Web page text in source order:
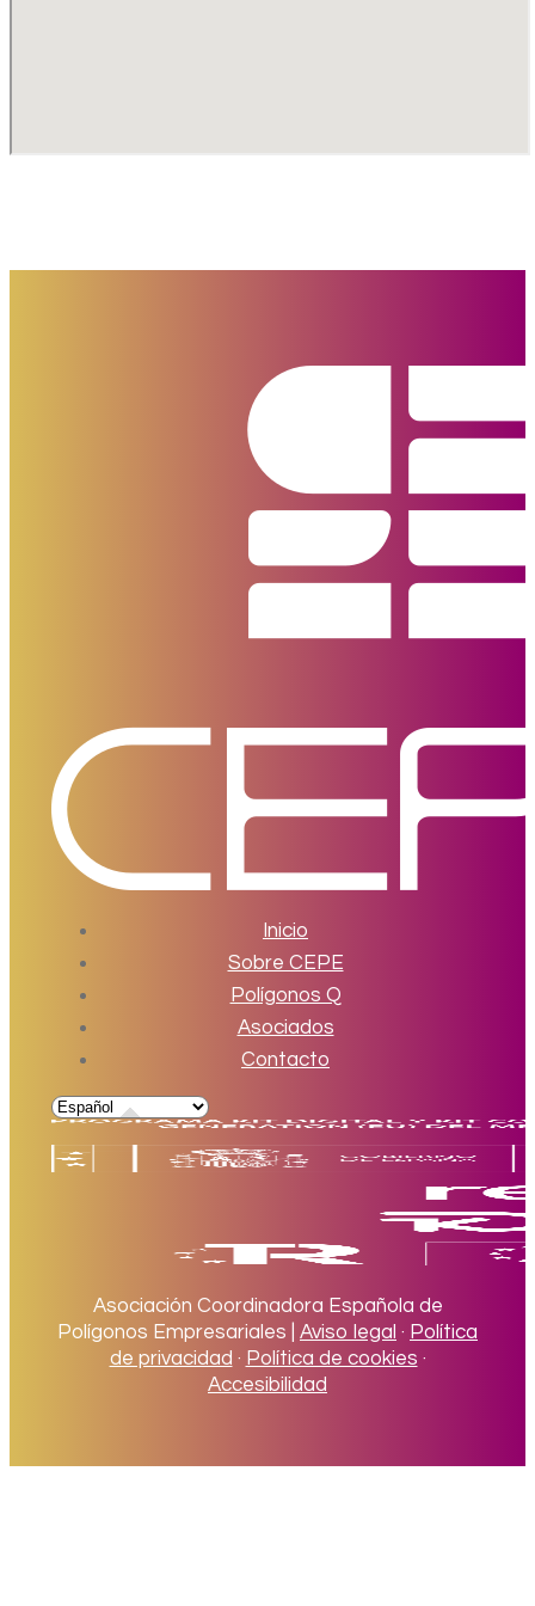
Inicio
Sobre CEPE
Polígonos Q
Asociados
Contacto
Asociación Coordinadora Española de
Polígonos Empresariales | Aviso legal · Política
de privacidad · Política de cookies ·
Accesibilidad